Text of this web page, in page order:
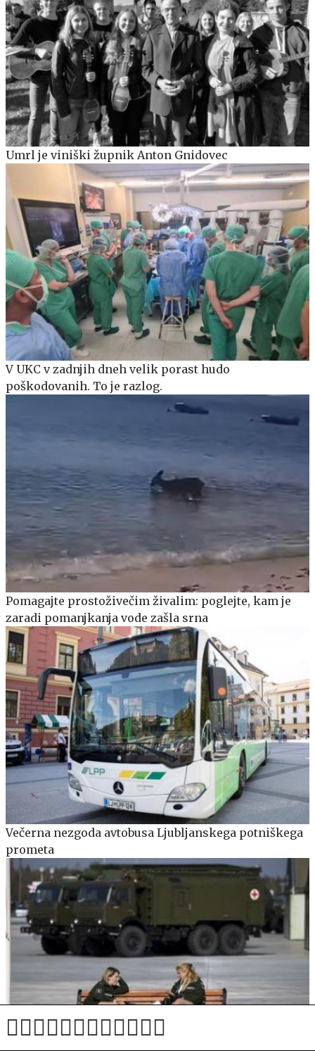
Umrl je viniški župnik Anton Gnidovec
V UKC v zadnjih dneh velik porast hudo
poškodovanih. To je razlog.
Pomagajte prostoživečim živalim: poglejte, kam je
zaradi pomanjkanja vode zašla srna
Večerna nezgoda avtobusa Ljubljanskega potniškega
prometa